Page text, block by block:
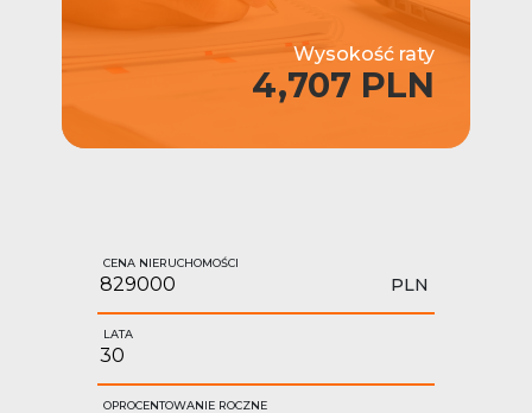
Wysokość raty
4,707 PLN
CENA NIERUCHOMOŚCI
PLN
LATA
OPROCENTOWANIE ROCZNE